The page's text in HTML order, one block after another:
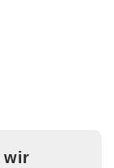
wir